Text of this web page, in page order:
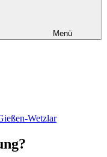
Menü
Wetzlar